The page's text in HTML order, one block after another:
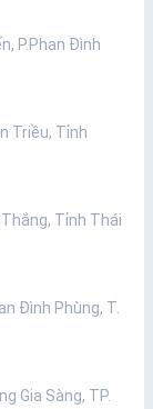
P.Phan Đình
Triều, Tỉnh
Tỉnh Thái
Đình Phùng, T.
Gia Sàng, TP.